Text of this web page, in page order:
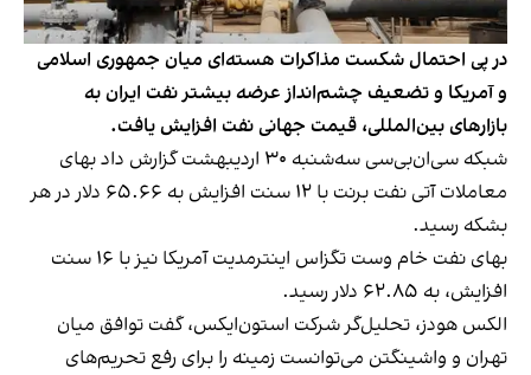
در پی احتمال شکست مذاکرات هسته‌ای میان جمهوری اسلامی
و آمریکا و تضعیف چشم‌انداز عرضه بیشتر نفت ایران به
بازارهای بین‌المللی، قیمت جهانی نفت افزایش یافت.
شبکه سی‌ان‌بی‌سی سه‌شنبه ۳۰ اردیبهشت گزارش داد بهای
معاملات آتی نفت برنت با ۱۲ سنت افزایش به ۶۵.۶۶ دلار در هر
بشکه رسید.
بهای نفت خام وست تگزاس اینترمدیت آمریکا نیز با ۱۶ سنت
افزایش، به ۶۲.۸۵ دلار رسید.
الکس هودز، تحلیل‌گر شرکت استون‌ایکس، گفت توافق میان
تهران و واشینگتن می‌توانست زمینه را برای رفع تحریم‌های